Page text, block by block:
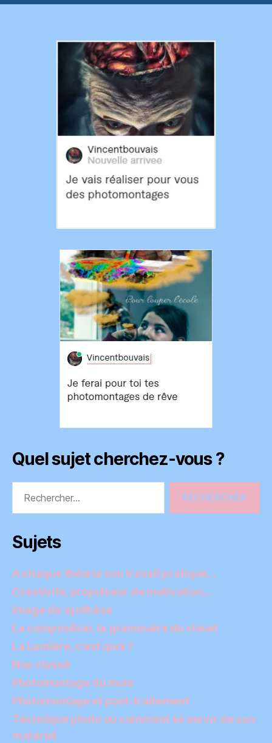
Quel sujet cherchez-vous ?
Sujets
A chaque théorie son travail pratique…
Créativité, propulseur de motivation…
Image de synthèse
La composition, la grammaire du visuel
La Lumière, c'est quoi ?
Non classé
Photomontage du mois
Photomontage et post-traitement
Technique photo ou comment se servir de son
matériel